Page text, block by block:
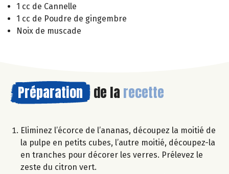
1 cc de Cannelle
1 cc de Poudre de gingembre
Noix de muscade
Préparation de la recette
Eliminez l’écorce de l’ananas, découpez la moitié de
la pulpe en petits cubes, l’autre moitié, découpez-la
en tranches pour décorer les verres. Prélevez le
zeste du citron vert.